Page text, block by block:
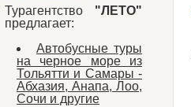
Турагентство "ЛЕТО"
предлагает:
Автобусные туры
на черное море из
Тольятти и Самары -
Абхазия, Анапа, Лоо,
Сочи и другие